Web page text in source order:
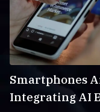
Smartphones
Integrating AI